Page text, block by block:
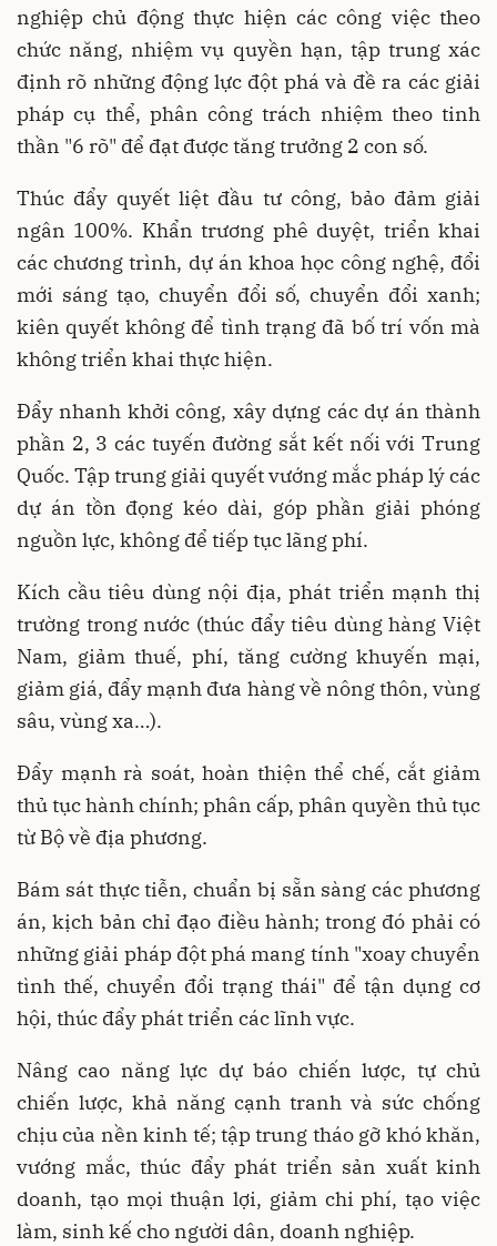
nghiệp chủ động thực hiện các công việc theo
chức năng, nhiệm vụ quyền hạn, tập trung xác
định rõ những động lực đột phá và đề ra các giải
pháp cụ thể, phân công trách nhiệm theo tinh
thần "6 rõ" để đạt được tăng trưởng 2 con số.
Thúc đẩy quyết liệt đầu tư công, bảo đảm giải
ngân 100%. Khẩn trương phê duyệt, triển khai
các chương trình, dự án khoa học công nghệ, đổi
mới sáng tạo, chuyển đổi số, chuyển đổi xanh;
kiên quyết không để tình trạng đã bố trí vốn mà
không triển khai thực hiện.
Đẩy nhanh khởi công, xây dựng các dự án thành
phần 2, 3 các tuyến đường sắt kết nối với Trung
Quốc. Tập trung giải quyết vướng mắc pháp lý các
dự án tồn đọng kéo dài, góp phần giải phóng
nguồn lực, không để tiếp tục lãng phí.
Kích cầu tiêu dùng nội địa, phát triển mạnh thị
trường trong nước (thúc đẩy tiêu dùng hàng Việt
Nam, giảm thuế, phí, tăng cường khuyến mại,
giảm giá, đẩy mạnh đưa hàng về nông thôn, vùng
sâu, vùng xa…).
Đẩy mạnh rà soát, hoàn thiện thể chế, cắt giảm
thủ tục hành chính; phân cấp, phân quyền thủ tục
từ Bộ về địa phương.
Bám sát thực tiễn, chuẩn bị sẵn sàng các phương
án, kịch bản chỉ đạo điều hành; trong đó phải có
những giải pháp đột phá mang tính "xoay chuyển
tình thế, chuyển đổi trạng thái" để tận dụng cơ
hội, thúc đẩy phát triển các lĩnh vực.
Nâng cao năng lực dự báo chiến lược, tự chủ
chiến lược, khả năng cạnh tranh và sức chống
chịu của nền kinh tế; tập trung tháo gỡ khó khăn,
vướng mắc, thúc đẩy phát triển sản xuất kinh
doanh, tạo mọi thuận lợi, giảm chi phí, tạo việc
làm, sinh kế cho người dân, doanh nghiệp.